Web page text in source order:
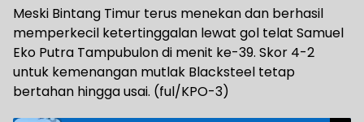
Meski Bintang Timur terus menekan dan berhasil
memperkecil ketertinggalan lewat gol telat Samuel
Eko Putra Tampubulon di menit ke-39. Skor 4-2
untuk kemenangan mutlak Blacksteel tetap
bertahan hingga usai. (ful/KPO-3)